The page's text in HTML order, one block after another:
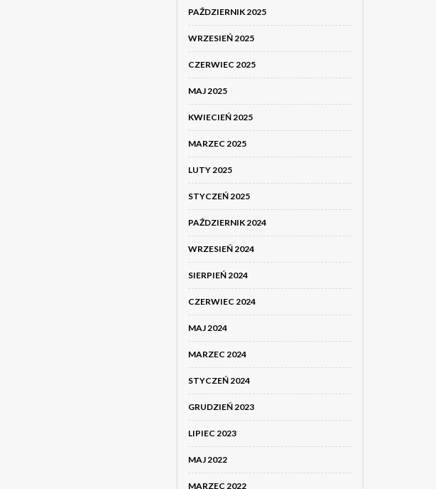
PAŹDZIERNIK 2025
WRZESIEŃ 2025
CZERWIEC 2025
MAJ 2025
KWIECIEŃ 2025
MARZEC 2025
LUTY 2025
STYCZEŃ 2025
PAŹDZIERNIK 2024
WRZESIEŃ 2024
SIERPIEŃ 2024
CZERWIEC 2024
MAJ 2024
MARZEC 2024
STYCZEŃ 2024
GRUDZIEŃ 2023
LIPIEC 2023
MAJ 2022
MARZEC 2022